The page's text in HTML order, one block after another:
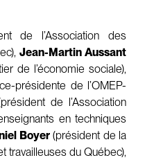
de l’Association des
Jean-Martin Aussant
de l’économie sociale),
présidente de l’OMEP-
de l’Association
en techniques
Boyer(président de la
travailleuses du Québec),